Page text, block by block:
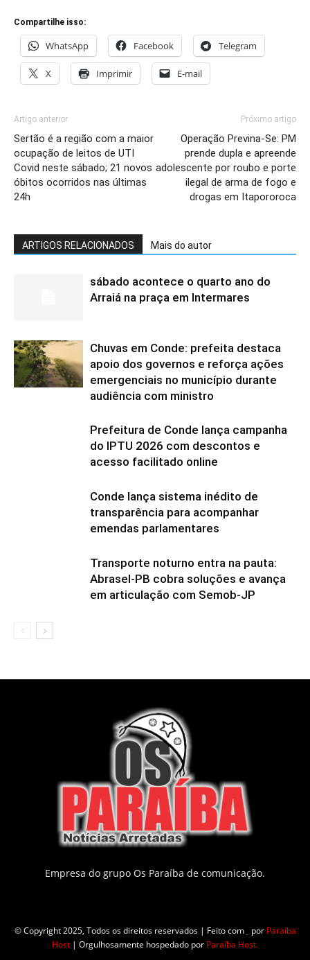
Compartilhe isso:
WhatsApp Facebook Telegram
X Imprimir E-mail
Artigo anterior
Sertão é a região com a maior
ocupação de leitos de UTI
Covid neste sábado; 21 novos
óbitos ocorridos nas últimas
24h
Próximo artigo
Operação Previna-Se: PM
prende dupla e apreende
adolescente por roubo e porte
ilegal de arma de fogo e
drogas em Itapororoca
ARTIGOS RELACIONADOS Mais do autor
sábado acontece o quarto ano do
Arraiá na praça em Intermares
Chuvas em Conde: prefeita destaca
apoio dos governos e reforça ações
emergenciais no município durante
audiência com ministro
Prefeitura de Conde lança campanha
do IPTU 2026 com descontos e
acesso facilitado online
Conde lança sistema inédito de
transparência para acompanhar
emendas parlamentares
Transporte noturno entra na pauta:
Abrasel-PB cobra soluções e avança
em articulação com Semob-JP
Empresa do grupo Os Paraíba de comunicação.
© Copyright 2025, Todos os direitos reservados | Feito com por Paraíba
Host | Orgulhosamente hospedado por Paraíba Host.